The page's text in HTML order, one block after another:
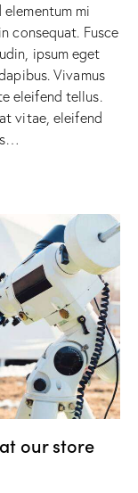
elementum mi
consequat. Fusce
ipsum eget
Vivamus
eleifend tellus.
vitae, eleifend
our store